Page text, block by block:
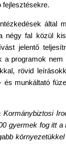
fejlesztésekre.
által
fal közül
jelentő
programok
rövid
munkáltató
Kormánybiztosi
gyermek fog itt